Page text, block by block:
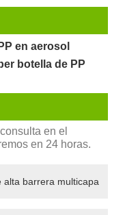
en aerosol
botella de PP
en el
en 24 horas.